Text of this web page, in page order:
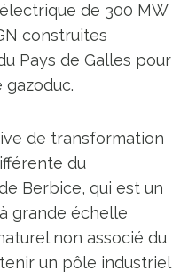
de 300 MW
construites
Pays de Galles pour
de transformation
du
Berbice, qui est un
grande échelle
non associé du
un pôle industriel